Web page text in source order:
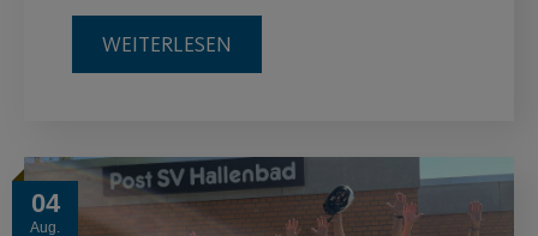
WEITERLESEN
04
Aug.